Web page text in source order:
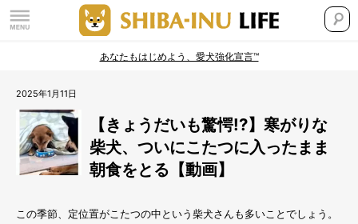
あなたもはじめよう、愛犬強化宣言™
2025年1月11日
【きょうだいも驚愕!?】寒がりな
柴犬、ついにこたつに入ったまま
朝食をとる【動画】
この季節、定位置がこたつの中という柴犬さんも多いことでしょう。